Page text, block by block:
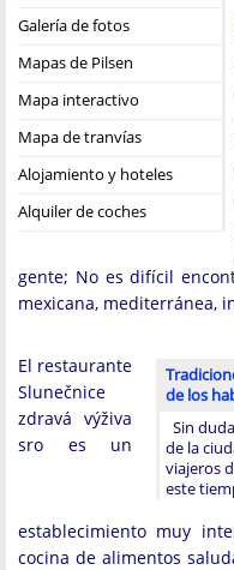
Galería de fotos
Mapas de Pilsen
Mapa interactivo
Mapa de tranvías
Alojamiento y hoteles
Alquiler de coches
gente; No es difícil
mexicana, mediterránea,
de los
Sin
de la
viajeros
este
El restaurante
Slunečnice
zdravá výživa
sro es un
establecimiento muy
cocina de alimentos